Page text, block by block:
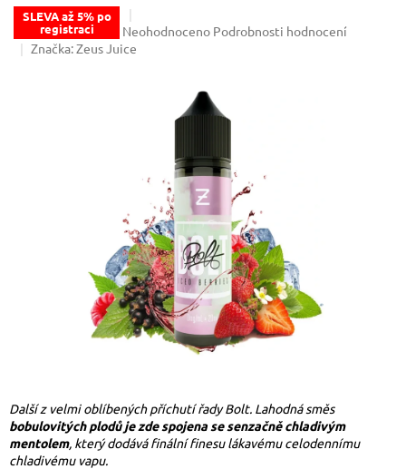
SLEVA až 5% po
registraci
Průměrné hodnocení produktu je 0,0 z 5
Neohodnoceno Podrobnosti hodnocení
Značka:Zeus Juice
Další z velmi oblíbených příchutí řady Bolt. Lahodná směs
bobulovitých plodů je zde spojena se senzačně chladivým
mentolem, který dodává finální finesu lákavému celodennímu
chladivému vapu.